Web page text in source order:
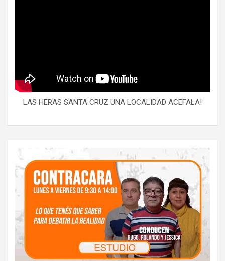
LAS HERAS SANTA CRUZ UNA LOCALIDAD ACEFALA!